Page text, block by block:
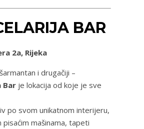
BAR
2a, Rijeka
i drugačiji –
Bar je lokacija od koje je sve
po svom unikatnom interijeru,
pisaćim mašinama, tapeti